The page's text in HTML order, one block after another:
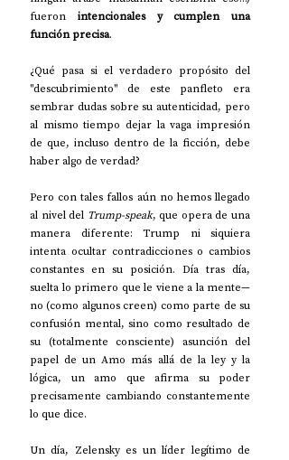
fueron intencionales y cumplen una
función precisa.
¿Qué pasa si el verdadero propósito del
"descubrimiento" de este panfleto era
sembrar dudas sobre su autenticidad, pero
al mismo tiempo dejar la vaga impresión
de que, incluso dentro de la ficción, debe
haber algo de verdad?
Pero con tales fallos aún no hemos llegado
al nivel del Trump-speak, que opera de una
manera diferente: Trump ni siquiera
intenta ocultar contradicciones o cambios
constantes en su posición. Día tras día,
suelta lo primero que le viene a la mente—
no (como algunos creen) como parte de su
confusión mental, sino como resultado de
su (totalmente consciente) asunción del
papel de un Amo más allá de la ley y la
lógica, un amo que afirma su poder
precisamente cambiando constantemente
lo que dice.
Un día, Zelensky es un líder legítimo de